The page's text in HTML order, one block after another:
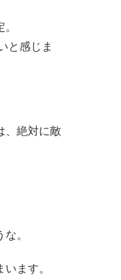
と感じま
、絶対に敵
。
ます。